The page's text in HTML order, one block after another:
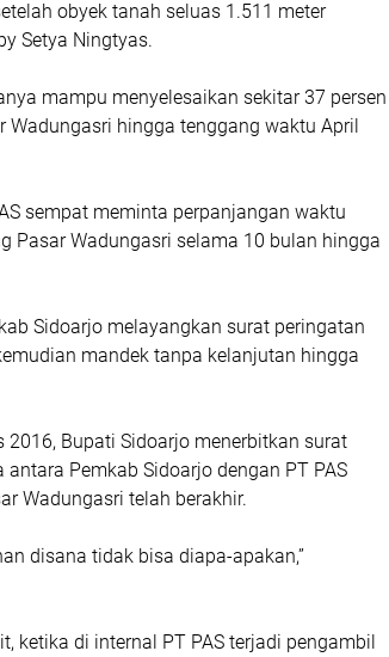
obyek tanah seluas 1.511 meter
Setya Ningtyas.
mampu menyelesaikan sekitar 37 persen
Wadungasri hingga tenggang waktu April
sempat meminta perpanjangan waktu
Pasar Wadungasri selama 10 bulan hingga
Sidoarjo melayangkan surat peringatan
mandek tanpa kelanjutan hingga
Bupati Sidoarjo menerbitkan surat
Pemkab Sidoarjo dengan PT PAS
Wadungasri telah berakhir.
disana tidak bisa diapa-apakan,”
ketika di internal PT PAS terjadi pengambil